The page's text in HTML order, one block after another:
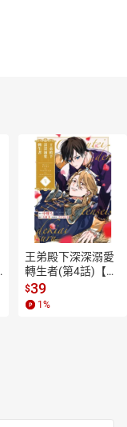
王弟殿下深深溺愛
轉生者(第4話)【電
子書】
$39
1 %